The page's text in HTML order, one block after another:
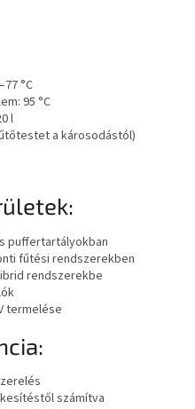
°C
95 °C
l
a károsodástól)
puffertartályokban
fűtési rendszerekben
rendszerekbe
termelése
számítva